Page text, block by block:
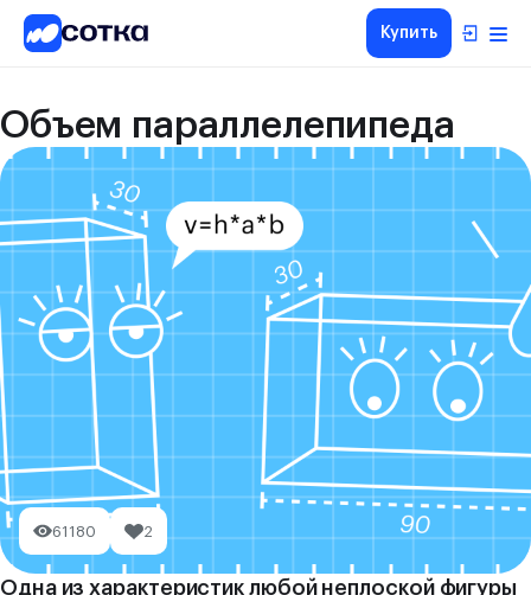
Купить
Объем параллелепипеда
61180 2
Одна из характеристик любой неплоской фигуры